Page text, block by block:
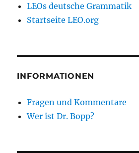
LEOs deutsche Grammatik
Startseite LEO.org
INFORMATIONEN
Fragen und Kommentare
Wer ist Dr. Bopp?